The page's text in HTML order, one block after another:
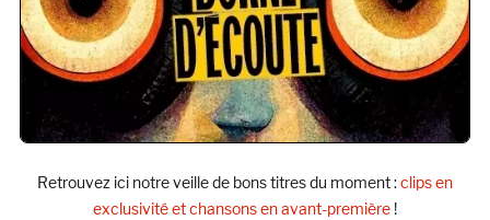
Retrouvez ici notre veille de bons titres du moment :clips en
exclusivité et chansons en avant-première !